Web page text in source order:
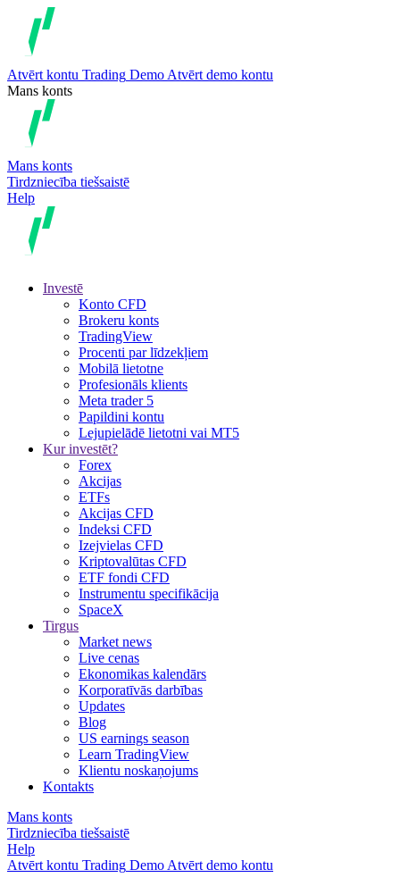
Atvērt kontu Trading Demo Atvērt demo kontu
Mans konts
Mans konts
Tirdzniecība tiešsaistē
Help
Investē
Konto CFD
Brokeru konts
TradingView
Procenti par līdzekļiem
Mobilā lietotne
Profesionāls klients
Meta trader 5
Papildini kontu
Lejupielādē lietotni vai MT5
Kur investēt?
Forex
Akcijas
ETFs
Akcijas CFD
Indeksi CFD
Izejvielas CFD
Kriptovalūtas CFD
ETF fondi CFD
Instrumentu specifikācija
SpaceX
Tirgus
Market news
Live cenas
Ekonomikas kalendārs
Korporatīvās darbības
Updates
Blog
US earnings season
Learn TradingView
Klientu noskaņojums
Kontakts
Mans konts
Tirdzniecība tiešsaistē
Help
Atvērt kontu Trading Demo Atvērt demo kontu